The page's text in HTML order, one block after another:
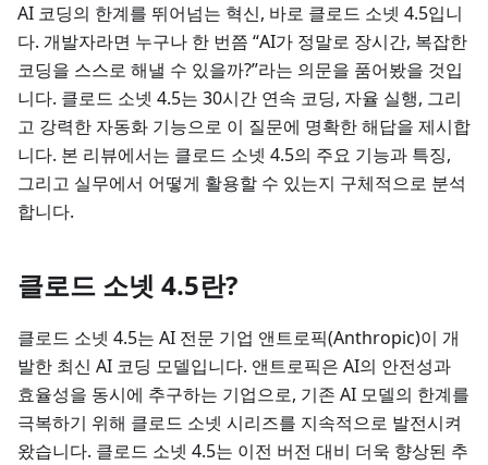
AI 코딩의 한계를 뛰어넘는 혁신, 바로 클로드 소넷 4.5입니
다. 개발자라면 누구나 한 번쯤 “AI가 정말로 장시간, 복잡한
코딩을 스스로 해낼 수 있을까?”라는 의문을 품어봤을 것입
니다. 클로드 소넷 4.5는 30시간 연속 코딩, 자율 실행, 그리
고 강력한 자동화 기능으로 이 질문에 명확한 해답을 제시합
니다. 본 리뷰에서는 클로드 소넷 4.5의 주요 기능과 특징,
그리고 실무에서 어떻게 활용할 수 있는지 구체적으로 분석
합니다.
클로드 소넷 4.5란?
클로드 소넷 4.5는 AI 전문 기업 앤트로픽(Anthropic)이 개
발한 최신 AI 코딩 모델입니다. 앤트로픽은 AI의 안전성과
효율성을 동시에 추구하는 기업으로, 기존 AI 모델의 한계를
극복하기 위해 클로드 소넷 시리즈를 지속적으로 발전시켜
왔습니다. 클로드 소넷 4.5는 이전 버전 대비 더욱 향상된 추